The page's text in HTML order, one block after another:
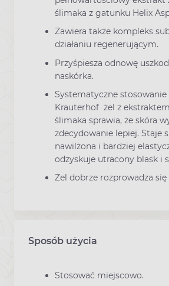
ślimaka z gatunku Helix
Zawiera także kompleks
działaniu regenerującym.
Przyśpiesza odnowę
naskórka.
Systematyczne
Krauterhof żel z
ślimaka sprawia, że skóra
zdecydowanie lepiej. Staje
nawilżona i bardziej
odzyskuje utracony blask i
Żel dobrze rozprowadza się
Sposób użycia
Stosować miejscowo.